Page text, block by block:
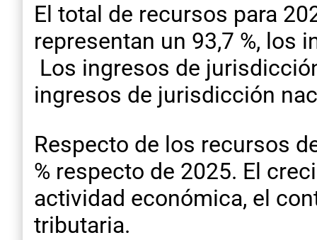
El total de recursos para
representan un 93,7 %, los
Los ingresos de
ingresos de jurisdicción
Respecto de los recursos
% respecto de 2025. El
actividad económica, el
tributaria.